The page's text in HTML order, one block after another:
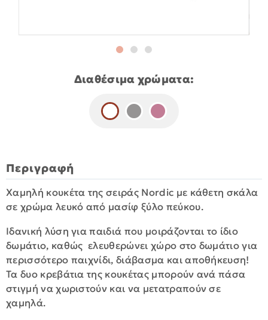
Διαθέσιμα χρώματα:
Περιγραφή
Χαμηλή κουκέτα της σειράς Nordic με κάθετη σκάλα
σε χρώμα λευκό από μασίφ ξύλο πεύκου.
Ιδανική λύση για παιδιά που μοιράζονται το ίδιο
δωμάτιο, καθώς ελευθερώνει χώρο στο δωμάτιο για
περισσότερο παιχνίδι, διάβασμα και αποθήκευση!
Τα δυο κρεβάτια της κουκέτας μπορούν ανά πάσα
στιγμή να χωριστούν και να μετατραπούν σε
χαμηλά.